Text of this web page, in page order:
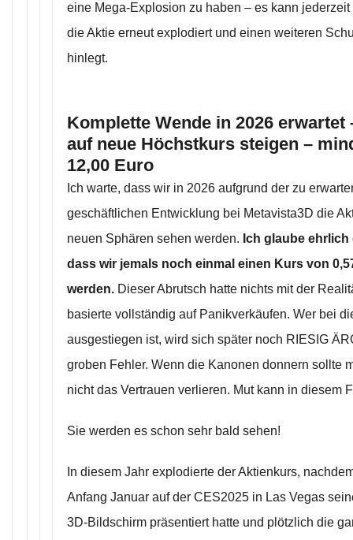
eine Mega-Explosion zu haben – es kann
die Aktie erneut explodiert und einen weiteren
hinlegt.
Komplette Wende in 2026 erwartet
auf neue Höchstkurs steigen –
12,00 Euro
Ich warte, dass wir in 2026 aufgrund der zu
geschäftlichen Entwicklung bei Metavista3D die
neuen Sphären sehen werden. Ich glaube
dass wir jemals noch einmal einen Kurs von
werden. Dieser Abrutsch hatte nichts mit der
basierte vollständig auf Panikverkäufen. Wer bei
ausgestiegen ist, wird sich später noch RIESIG
groben Fehler. Wenn die Kanonen donnern sollte
nicht das Vertrauen verlieren. Mut kann in diesem
Sie werden es schon sehr bald sehen!
In diesem Jahr explodierte der Aktienkurs,
Anfang Januar auf der CES2025 in Las Vegas
3D-Bildschirm präsentiert hatte und plötzlich die